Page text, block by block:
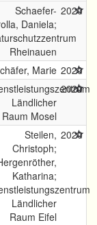
Schaefer-
Daniela;
Rheinauen
2020
Marie 2020
Ländlicher
Raum Mosel
2020
Steilen,
Christoph;
Katharina;
Ländlicher
Raum Eifel
2020